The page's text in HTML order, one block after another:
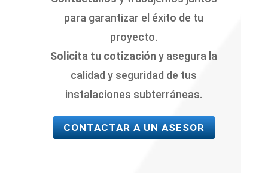
para garantizar el éxito de tu
proyecto.
Solicita tu cotizacióny asegura la
calidad y seguridad de tus
instalaciones subterráneas.
CONTACTAR A UN ASESOR